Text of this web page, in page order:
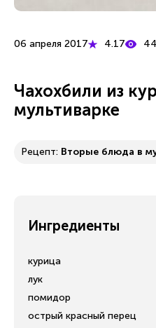
06 апреля 2017 4.17
Чахохбили из
мультиварке
Рецепт: Вторые блюда в
Ингредиенты
курица
лук
помидор
острый красный перец